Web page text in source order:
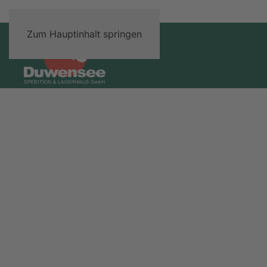
Zum Hauptinhalt springen